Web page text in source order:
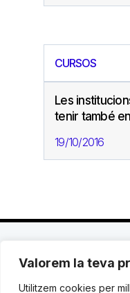
Valorem la teva
Utilitzem cookies per
CURSOS
Les
tenir també
19/10/2016
C. Avinyó 44, 2n |
119 03 72|